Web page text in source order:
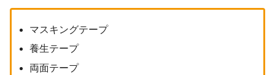
マスキングテープ
養生テープ
両面テープ